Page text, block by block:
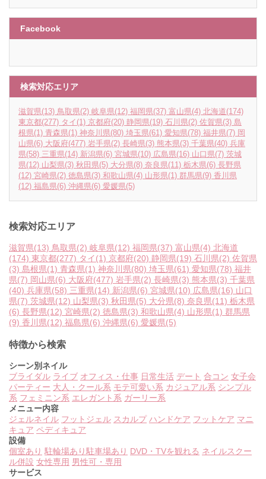
Facebook
検索対応エリア
滋賀県(13) 鳥取県(2) 岐阜県(12) 福岡県(37) 富山県(4) 北海道(174)
東京都(277) タイ (1) 京都府(20) 静岡県(19) 石川県(2) 佐賀県(3) 島
根県(1) 青森県(1) 神奈川県(80) 埼玉県(61) 愛知県(78) 福井県(7) 岡
山県(6) 大阪府(477) 岩手県(2) 長崎県(3) 熊本県(3) 千葉県(40) 兵庫
県(58) 三重県(14) 新潟県(6) 宮城県(10) 広島県(16) 山口県(7) 茨城
県(12) 山梨県(3) 秋田県(5) 大分県(8) 奈良県(11) 栃木県(6) 長野県
(12) 宮崎県(2) 徳島県(3) 和歌山県(4) 山形県(1) 群馬県(9) 香川県
(12) 福島県(6) 沖縄県(6) 愛媛県(5)
検索対応エリア
滋賀県(13) 鳥取県(2) 岐阜県(12) 福岡県(37) 富山県(4) 北海道
(174) 東京都(277) タイ(1) 京都府(20) 静岡県(19) 石川県(2) 佐賀県
(3) 島根県(1) 青森県(1) 神奈川県(80) 埼玉県(61) 愛知県(78) 福井
県(7) 岡山県(6) 大阪府(477) 岩手県(2) 長崎県(3) 熊本県(3) 千葉県
(40) 兵庫県(58) 三重県(14) 新潟県(6) 宮城県(10) 広島県(16) 山口
県(7) 茨城県(12) 山梨県(3) 秋田県(5) 大分県(8) 奈良県(11) 栃木県
(6) 長野県(12) 宮崎県(2) 徳島県(3) 和歌山県(4) 山形県(1) 群馬県
(9) 香川県(12) 福島県(6) 沖縄県(6) 愛媛県(5)
特徴から検索
シーン別ネイル
ブライダル ライブ オフィス・仕事 日常生活 デート 合コン 女子会
パーティー 大人・クール系 モテ可愛い系 カジュアル系 シンプル
系 フェミニン系 エレガント系 ガーリー系
メニュー内容
ジェルネイル フットジェル スカルプ ハンドケア フットケア マニ
キュア ペディキュア
設備
個室あり 駐輪場あり駐車場あり DVD・TVを観れる ネイルスクー
ル併設 女性専用 男性可・専用
サービス